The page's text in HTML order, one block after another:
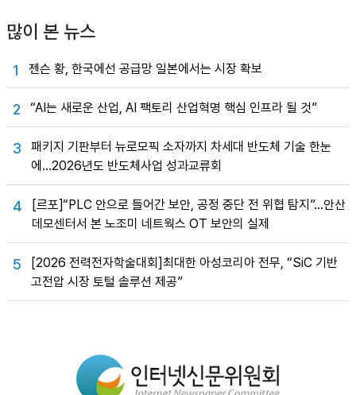
많이 본 뉴스
1 젠슨 황, 한국에선 공급망 일본에서는 시장 확보
2 “AI는 새로운 산업, AI 팩토리 산업혁명 핵심 인프라 될 것”
3
패키지 기판부터 뉴로모픽 소자까지 차세대 반도체 기술 한눈
에…2026년도 반도체사업 성과교류회
4
[르포]“PLC 안으로 들어간 보안, 공정 중단 전 위협 탐지”…안산
데모센터서 본 노조미 네트웍스 OT 보안의 실제
5
[2026 전력전자학술대회]최대한 아성코리아 전무, “SiC 기반
고전압 시장 토털 솔루션 제공”